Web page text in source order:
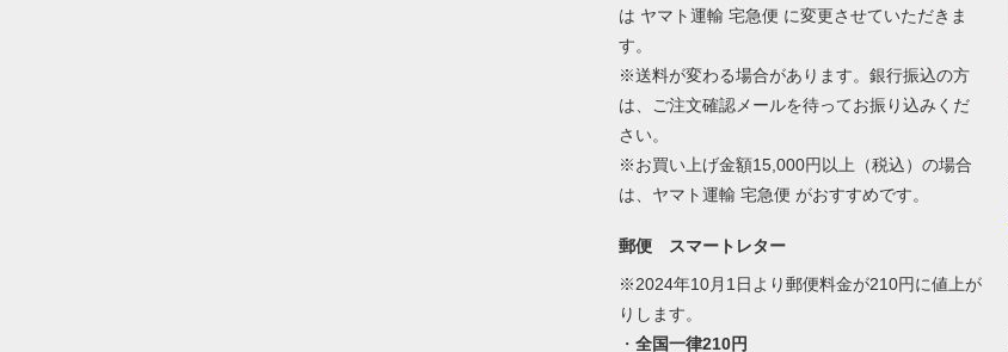
は ヤマト運輸 宅急便 に変更させていただきま
す。
※送料が変わる場合があります。銀行振込の方
は、ご注文確認メールを待ってお振り込みくだ
さい。
※お買い上げ金額15,000円以上（税込）の場合
は、ヤマト運輸 宅急便 がおすすめです。
郵便 スマートレター
※2024年10月1日より郵便料金が210円に値上が
りします。
・全国一律210円